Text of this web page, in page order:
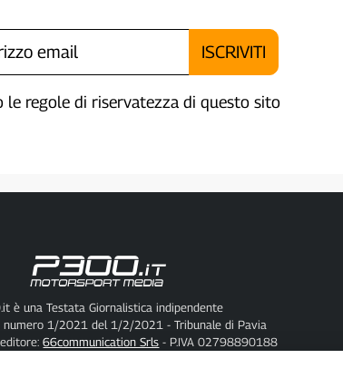
le regole di riservatezza di questo sito
è una Testata Giornalistica indipendente
numero 1/2021 del 1/2/2021 - Tribunale di Pavia
66communication Srls - P.IVA 02798890188